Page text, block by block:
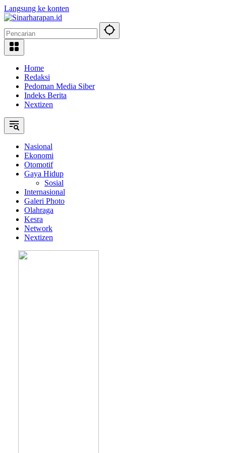
Langsung ke konten
Home
Redaksi
Pedoman Media Siber
Indeks Berita
Nextizen
Nasional
Ekonomi
Otomotif
Gaya Hidup
Sosial
Internasional
Galeri Photo
Olahraga
Kesra
Network
Nextizen